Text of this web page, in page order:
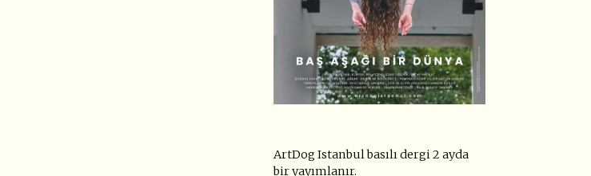
ArtDog Istanbul basılı dergi 2 ayda
bir yayımlanır.